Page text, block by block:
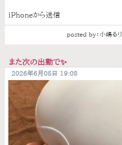
iPhoneから送信
posted by： 小嶋るり
また次の出勤で✨
2026年6月05日 19:08